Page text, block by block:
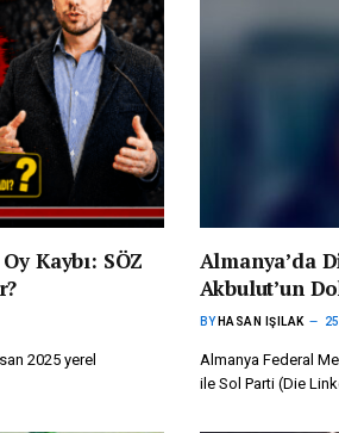
Kaybı: SÖZ
2025 yerel
Almanya’da
Akbulut’un
BY HASAN IŞILAK
Almanya Federal
ile Sol Parti (Die